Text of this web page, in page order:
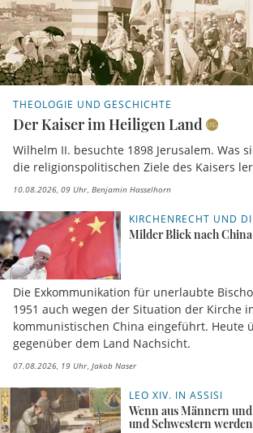
THEOLOGIE UND GESCHICHTE
Der Kaiser im Heiligen Land
Wilhelm II. besuchte 1898 Jerusalem. Was
die religionspolitischen Ziele des Kaisers
10.08.2026, 09 Uhr Benjamin Hasselhorn
KIRCHENRECHT UND
Milder Blick nach China
Die Exkommunikation für unerlaubte
1951 auch wegen der Situation der Kirche
kommunistischen China eingeführt. Heute
gegenüber dem Land Nachsicht.
07.08.2026, 19 Uhr Jakob Naser
LEO XIV. IN ASSISI
Wenn aus Männern
und Schwestern werden